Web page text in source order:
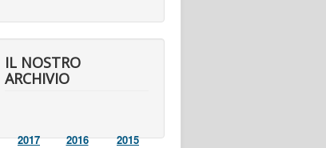
IL NOSTRO
ARCHIVIO
2017 2016 2015